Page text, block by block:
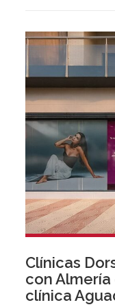
Clínicas
con
clínica